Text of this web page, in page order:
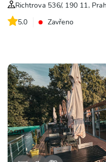
Richtrova 536/, 190 11,
5.0
Zavřeno